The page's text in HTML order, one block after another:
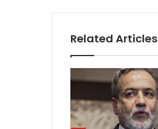
Related Articles